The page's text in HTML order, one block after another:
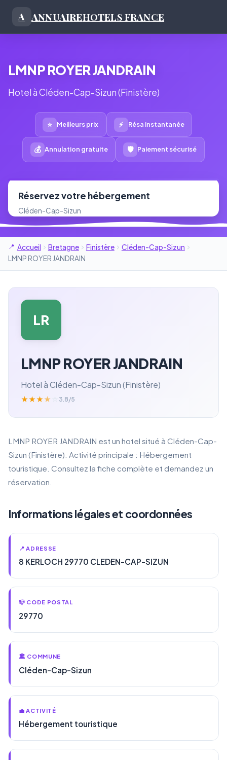
A ANNUAIREHOTELS FRANCE
LMNP ROYER JANDRAIN
Hotel à Cléden-Cap-Sizun (Finistère)
⭐ Meilleurs prix ⚡ Résa instantanée
💰 Annulation gratuite 🛡 Paiement sécurisé
Réservez votre hébergement
Cléden-Cap-Sizun
Accueil Bretagne Finistère
Cléden-Cap-Sizun
LMNP ROYER JANDRAIN
LR
LMNP ROYER JANDRAIN
Hotel à Cléden-Cap-Sizun (Finistère)
★★★★ 3.8/5
LMNP ROYER JANDRAIN est un hotel situé à Cléden-Cap-
Sizun (Finistère). Activité principale : Hébergement
touristique. Consultez la fiche complète et demandez un
réservation.
Informations légales et coordonnées
📍 ADRESSE
8 KERLOCH 29770 CLEDEN-CAP-SIZUN
📪 CODE POSTAL
29770
🏛️ COMMUNE
Cléden-Cap-Sizun
💼 ACTIVITÉ
Hébergement touristique